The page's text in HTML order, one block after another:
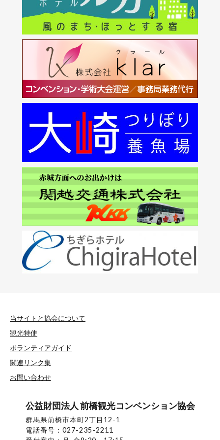
当サイトと協会について
観光特使
ボランティアガイド
関連リンク集
お問い合わせ
公益財団法人 前橋観光コンベンション協会
群馬県前橋市本町2丁目12-1
電話番号：027-235-2211